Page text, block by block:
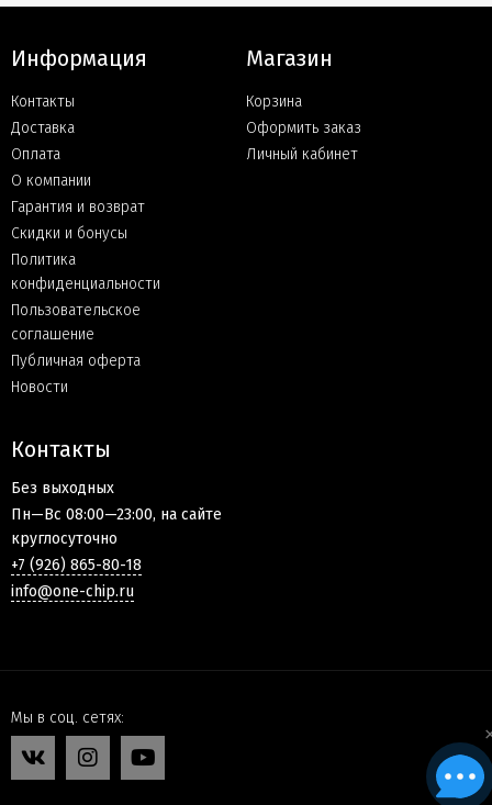
Информация
Контакты
Доставка
Оплата
О компании
Гарантия и возврат
Скидки и бонусы
Политика
конфиденциальности
Пользовательское
соглашение
Публичная оферта
Новости
Магазин
Корзина
Оформить заказ
Личный кабинет
Контакты
Без выходных
Пн—Вс 08:00—23:00, на сайте
круглосуточно
+7 (926) 865-80-18
info@one-chip.ru
Мы в соц. сетях